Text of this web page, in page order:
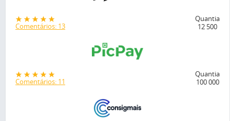
Comentários: 13
Quantia
12 500
Comentários: 11
Quantia
100 000